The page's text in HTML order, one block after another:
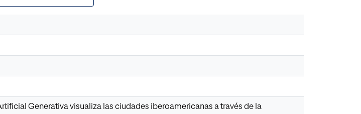
Generativa visualiza las ciudades iberoamericanas a través de la